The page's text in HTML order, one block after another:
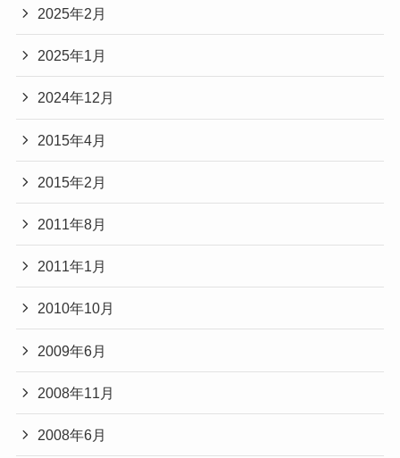
2025年2月
2025年1月
2024年12月
2015年4月
2015年2月
2011年8月
2011年1月
2010年10月
2009年6月
2008年11月
2008年6月